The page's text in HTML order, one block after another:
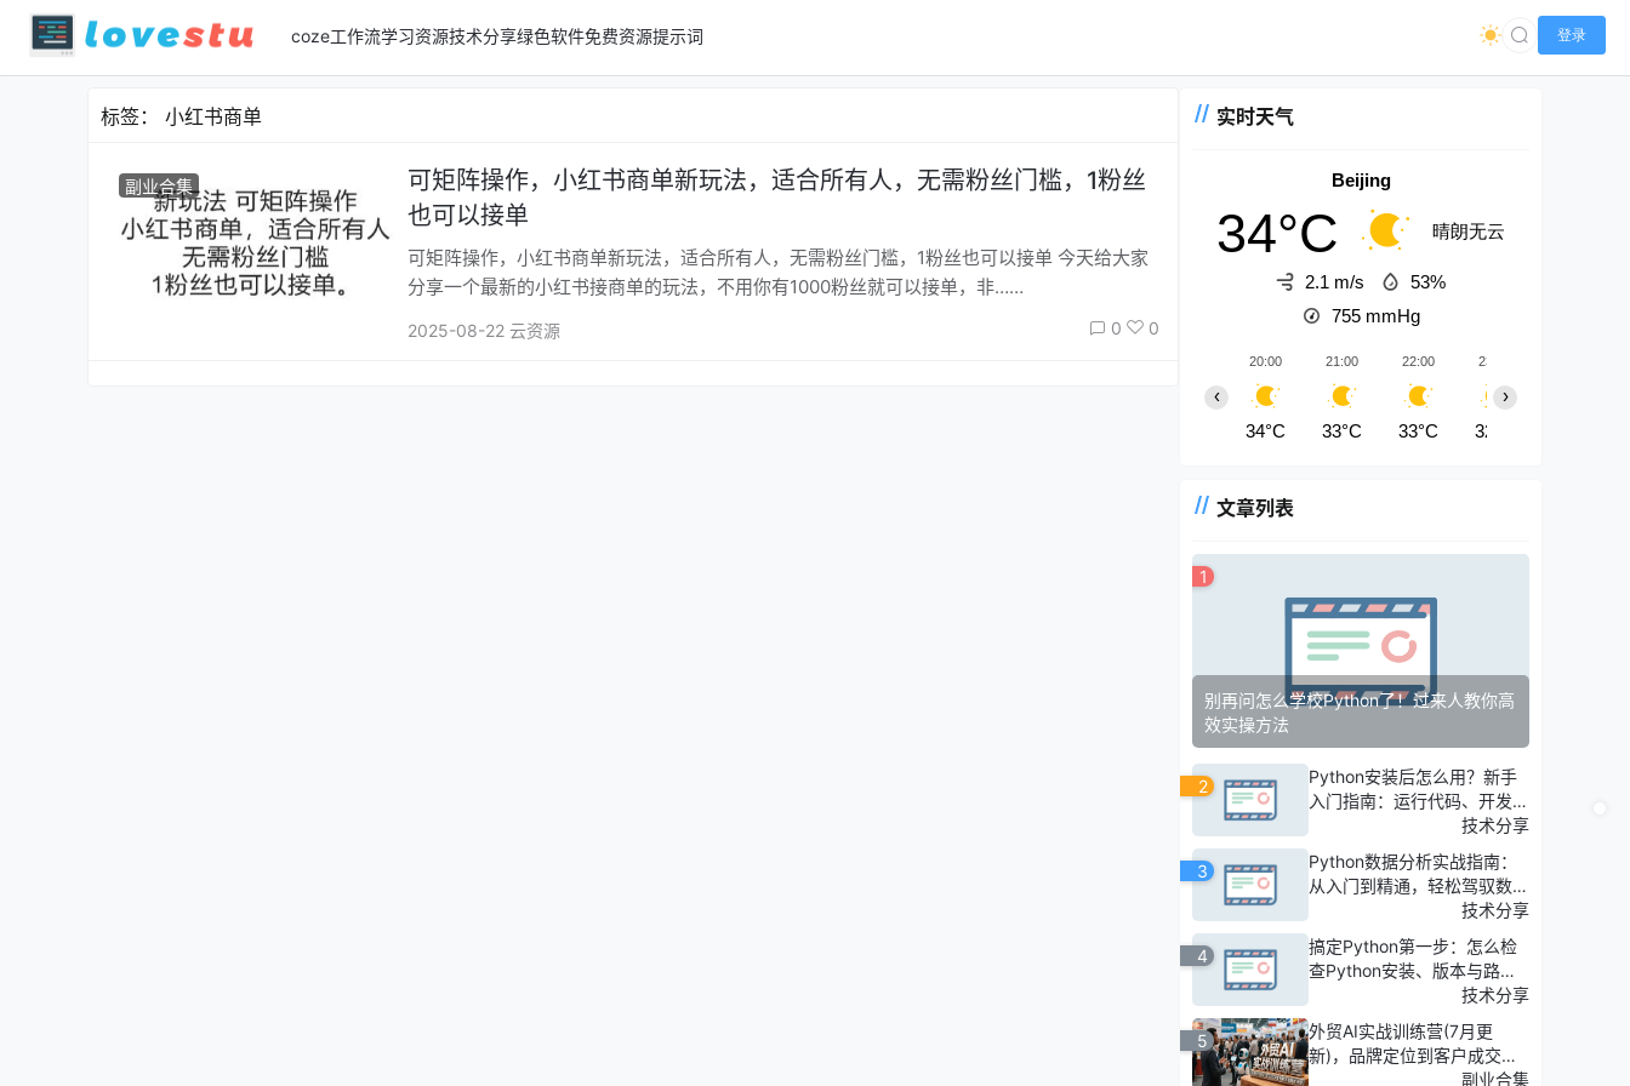
coze工作流学习资源技术分享绿色软件免费资源提示词 登录
标签： 小红书商单
副业合集
可矩阵操作，小红书商单新玩法，适合所有人，无需粉丝门槛，1粉丝
也可以接单
可矩阵操作，小红书商单新玩法，适合所有人，无需粉丝门槛，1粉丝也可以接单 今天给大家
分享一个最新的小红书接商单的玩法，不用你有1000粉丝就可以接单，非……
2025-08-22 云资源 0 0
实时天气
Beijing
34°C 晴朗无云
2.1 m/s
53%
755 mmHg
20:00
34°C
21:00
33°C
22:00
33°C
23:00
32°C
‹ ›
文章列表
1
别再问怎么学校Python了！过来人教你高
效实操方法
2
Python安装后怎么用？新手
入门指南：运行代码、开发项
技术分享
3
Python数据分析实战指南：
从入门到精通，轻松驾驭数据
技术分享
4
搞定Python第一步：怎么检
查Python安装、版本与路
技术分享
5
外贸AI实战训练营(7月更
新)，品牌定位到客户成交，7
天掌握跨境电商全流程副业合集